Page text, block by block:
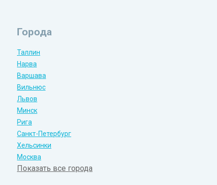
Города
Таллин
Нарва
Варшава
Вильнюс
Львов
Минск
Рига
Санкт-Петербург
Хельсинки
Москва
Показать все города